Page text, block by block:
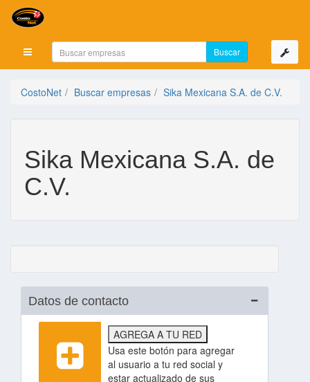
Mostrar menú
CostoNet Buscar empresas Sika Mexicana S.A. de C.V.
Sika Mexicana S.A. de
C.V.
Datos de contacto
AGREGA A TU RED
Usa este botón para agregar
al usuario a tu red social y
estar actualizado de sus